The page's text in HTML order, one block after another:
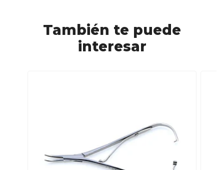
También te puede
interesar